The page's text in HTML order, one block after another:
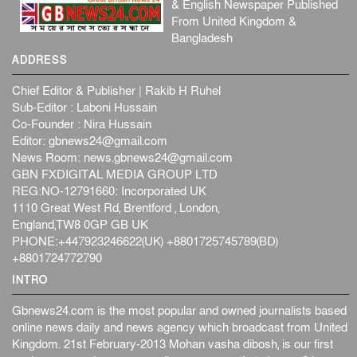
সম্পত্তি দান করলেও জীবদ্দশায় ভোগদখলের অধিকার থাকবে
জাতীয় ৪ আগস্ট, ২০২৬
করবে...
জাতীয়
যুক্তরাষ্ট্রের সঙ্গে আলোচনার দাবি নাকচ করল ইরান
আন্তর্জাতিক
‘ট্রাম্প প্রশাসন না থাকলে তেল শিল্প ধ্বংস হয়ে যেত’, দাবি মা...
আন্তর্জাতিক
যৌন হয়রানির মামলায় কুস্তির সাবেক প্রধানকে খালাস দিয়েছেন
ভা...
আন্তর্জাতিক
পাকিস্তানে আত্মঘাতী হামলায় নিহত বেড়ে ১৭
& English Newspaper Published
From United Kingdom &
Bangladesh
ADDRESS
Chief Editor & Publisher | Rakib H Ruhel
Sub-Editor : Laboni Hussain
Co-Founder : Nira Hussain
Editor: gbnews24@gmail.com
News Room: news.gbnews24@gmail.com
GBN FXDIGITAL MEDIA GROUP LTD
REG:NO-12791660: Incorporated UK
1110 Great West Rd, Brentford , London,
England,TW8 0GP GB UK
PHONE:+447923246622(UK) +8801725745789(BD)
+8801724772790
INTRO
Gbnews24.com is the most popular and owned journalists based
online news daily and news agency which broadcast from United
Kingdom. 21st February-2013 Mohan vasha dibosh, is our first